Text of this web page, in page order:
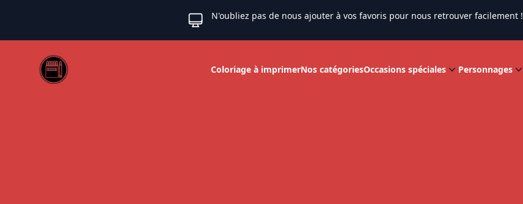
N'oubliez pas de nous ajouter à vos favoris pour nous retrouver facilement !
Web coloriage
Coloriage à imprimerNos catégoriesOccasions spéciales Personnages